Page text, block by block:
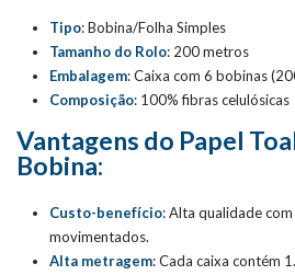
Tipo: Bobina/Folha Simples
Tamanho do Rolo: 200 metros
Embalagem: Caixa com 6 bobinas
Composição: 100% fibras celulósicas
Vantagens do Papel
Bobina:
Custo-benefício: Alta qualidade
movimentados.
Alta metragem: Cada caixa contém